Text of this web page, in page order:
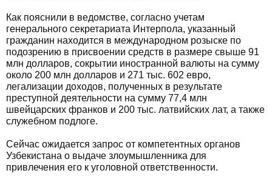
Как пояснили в ведомстве, согласно учетам
генерального секретариата Интерпола, указанный
гражданин находится в международном розыске по
подозрению в присвоении средств в размере свыше 91
млн долларов, сокрытии иностранной валюты на сумму
около 200 млн долларов и 271 тыс. 602 евро,
легализации доходов, полученных в результате
преступной деятельности на сумму 77,4 млн
швейцарских франков и 200 тыс. латвийских лат, а также
служебном подлоге.
Сейчас ожидается запрос от компетентных органов
Узбекистана о выдаче злоумышленника для
привлечения его к уголовной ответственности.